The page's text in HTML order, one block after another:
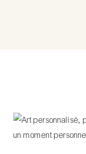
un moment